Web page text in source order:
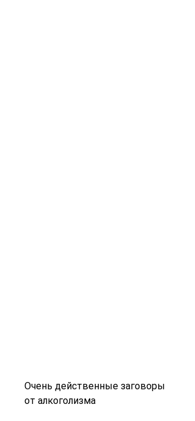
Очень действенные заговоры
от алкоголизма